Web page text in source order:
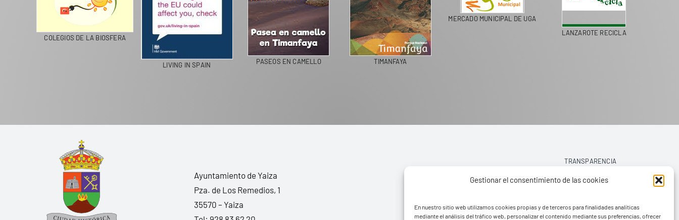
Gestionar el consentimiento de las cookies
En nuestro sitio web utilizamos cookies propias y de terceros para finalidades analíticas
mediante el análisis del tráfico web, personalizar el contenido mediante sus preferencias, ofrecer
COLEGIOS DE LA BIOSFERA
LIVING IN SPAIN PASEOS EN CAMELLO TIMANFAYA
MERCADO MUNICIPAL DE UGA
LANZAROTE RECICLA
Ayuntamiento de Yaiza
Pza. de Los Remedios, 1
35570 – Yaiza
TRANSPARENCIA
AVISO LEGAL
POLÍTICA DE PRIVACIDAD